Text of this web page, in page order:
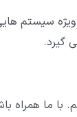
سیستم
گیرد.